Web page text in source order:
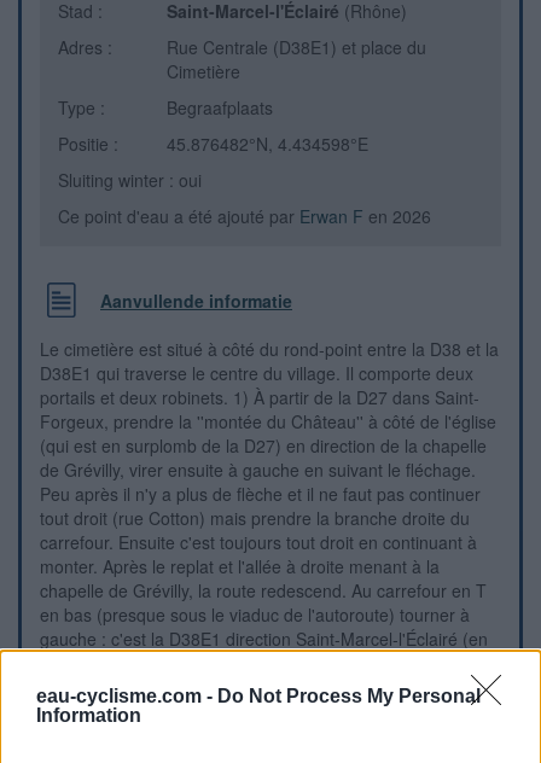
eau-cyclisme.com - Do Not Process My Personal
Information
Stad : Saint-Marcel-l'Éclairé (Rhône)
Adres :
Rue Centrale (D38E1) et place du
Cimetière
Type :
Begraafplaats
Positie :
45.876482°N, 4.434598°E
Sluiting winter : oui
Ce point d'eau a été ajouté par Erwan F en 2026
Aanvullende informatie
Le cimetière est situé à côté du rond-point entre la D38 et la
D38E1 qui traverse le centre du village. Il comporte deux
portails et deux robinets. 1) À partir de la D27 dans Saint-
Forgeux, prendre la ''montée du Château'' à côté de l'église
(qui est en surplomb de la D27) en direction de la chapelle
de Grévilly, virer ensuite à gauche en suivant le fléchage.
Peu après il n'y a plus de flèche et il ne faut pas continuer
tout droit (rue Cotton) mais prendre la branche droite du
carrefour. Ensuite c'est toujours tout droit en continuant à
monter. Après le replat et l'allée à droite menant à la
chapelle de Grévilly, la route redescend. Au carrefour en T
en bas (presque sous le viaduc de l'autoroute) tourner à
gauche : c'est la D38E1 direction Saint-Marcel-l'Éclairé (en
en provenance de Saint-Forgeux par l'itinéraire ci-dessus
décrit, traverser tout le centre bourg sur la D38E1 puis juste